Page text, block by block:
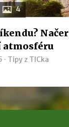
4
atmosféru
· Tipy z TICka